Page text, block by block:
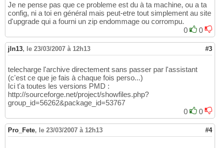
Je ne pense pas que ce probleme est du à ta machine, ou a ta
config, ni a toi en général mais peut-etre tout simplement au site
d'upgrade qui a fourni un zip endommage ou corrompu.
0
0
jln13, le 23/03/2007 à 12h13 #3
telecharge l'archive directement sans passer par l'assistant
(c'est ce que je fais à chaque fois perso...)
Ici t'a toutes les versions PMD :
http://sourceforge.net/project/showfiles.php?
group_id=56262&package_id=53767
0
0
Pro_Fete, le 23/03/2007 à 12h13 #4